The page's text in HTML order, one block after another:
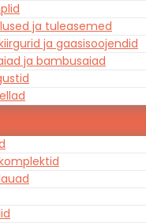
ja tuleasemed
ja gaasisoojendid
ja bambusaiad